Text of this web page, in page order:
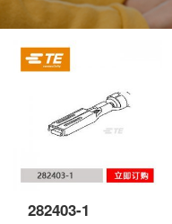
282403-1